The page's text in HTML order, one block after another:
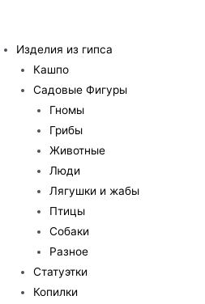
к
содержимому
Изделия из гипса
Кашпо
Садовые Фигуры
Гномы
Грибы
Животные
Люди
Лягушки и жабы
Птицы
Собаки
Разное
Статуэтки
Копилки